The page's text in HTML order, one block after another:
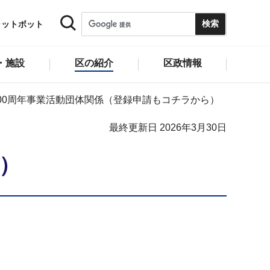
トボット
施設 区の紹介 区政情報
周年事業活動団体関係（登録申請もコチラから）
最終更新日 2026年3月30日